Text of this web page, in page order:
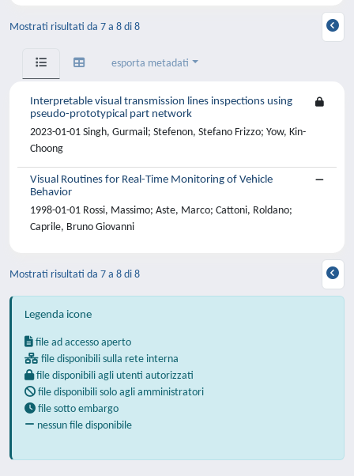
Mostrati risultati da 7 a 8 di 8
esporta metadati
Interpretable visual transmission lines inspections using
pseudo-prototypical part network
2023-01-01 Singh, Gurmail; Stefenon, Stefano Frizzo; Yow, Kin-
Choong
Visual Routines for Real-Time Monitoring of Vehicle
Behavior
1998-01-01 Rossi, Massimo; Aste, Marco; Cattoni, Roldano;
Caprile, Bruno Giovanni
Mostrati risultati da 7 a 8 di 8
Legenda icone
file ad accesso aperto
file disponibili sulla rete interna
file disponibili agli utenti autorizzati
file disponibili solo agli amministratori
file sotto embargo
nessun file disponibile